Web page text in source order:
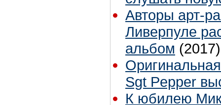
Авторы арт-
Ливерпуле
альбом (2017)
Sgt Pepper
К юбилею